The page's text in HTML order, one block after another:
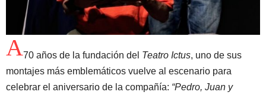
A70 años de la fundación del Teatro Ictus, uno de sus
montajes más emblemáticos vuelve al escenario para
celebrar el aniversario de la compañía: “Pedro, Juan y